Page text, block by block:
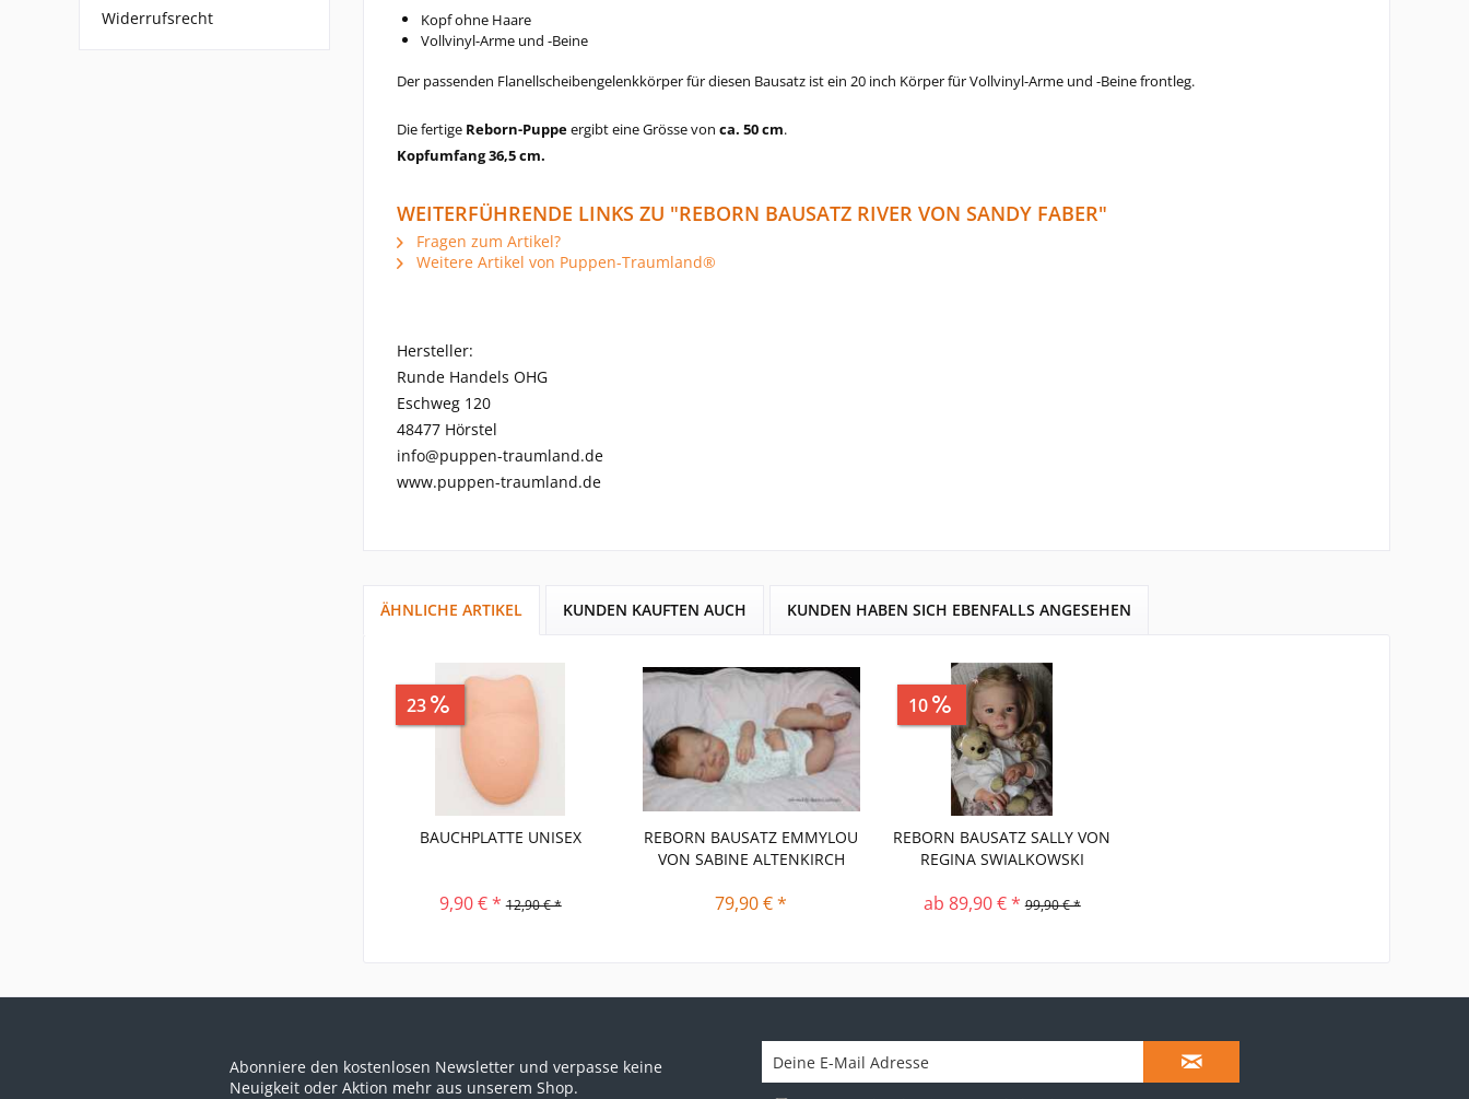
Widerrufsrecht
Kopf ohne Haare
Vollvinyl-Arme und -Beine
Der passenden Flanellscheibengelenkkörper für diesen Bausatz ist ein 20 inch Körper für Vollvinyl-Arme und -Beine frontleg.
Die fertige Reborn-Puppeergibt eine Grösse von ca. 50 cm.
Kopfumfang 36,5 cm.
WEITERFÜHRENDE LINKS ZU "REBORN BAUSATZ RIVER VON SANDY FABER"
Fragen zum Artikel?
Weitere Artikel von Puppen-Traumland®
Hersteller:
Runde Handels OHG
Eschweg 120
48477 Hörstel
info@puppen-traumland.de
www.puppen-traumland.de
ÄHNLICHE ARTIKEL KUNDEN KAUFTEN AUCH KUNDEN HABEN SICH EBENFALLS ANGESEHEN
23 3,00 €
BAUCHPLATTE UNISEX
9,90 € * 12,90 € *
REBORN BAUSATZ EMMYLOU
VON SABINE ALTENKIRCH
79,90 € *
10 Sparen10,00 €
REBORN BAUSATZ SALLY VON
REGINA SWIALKOWSKI
ab 89,90 € * 99,90 € *
Abonniere den kostenlosen Newsletter und verpasse keine
Neuigkeit oder Aktion mehr aus unserem Shop.